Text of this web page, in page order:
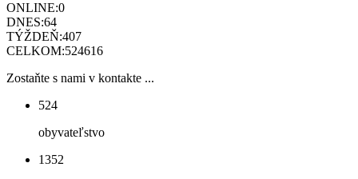
ONLINE:0
DNES:64
TÝŽDEŇ:407
CELKOM:524616
Zostaňte s nami v kontakte ...
524
obyvateľstvo
1352